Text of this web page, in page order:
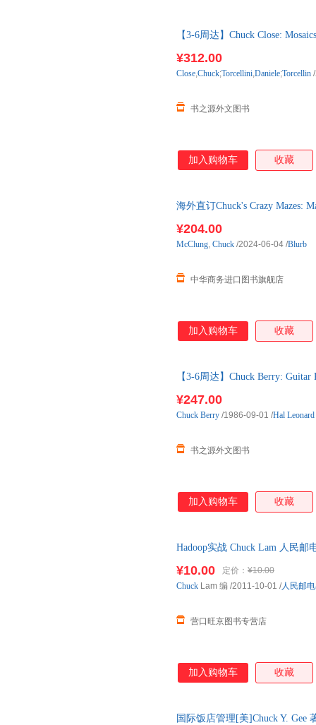
会让人做噩梦。这本令人毛骨
尼克的原因。 《时代周刊》
【3-6周达】Chuck Close:
¥312.00
书之源外文图书
Close,Chuck;Torcellini,Daniele;Torcellin
加入购物车 收藏
海外直订Chuck's Crazy Mazes:
¥204.00
中华商务进口图书旗舰店
McClung, Chuck /2024-06-04 /Blurb
加入购物车 收藏
【3-6周达】Chuck Berry:
¥247.00
书之源外文图书
Chuck Berry /1986-09-01 /Hal
加入购物车 收藏
Hadoop实战 Chuck Lam 人民邮
¥10.00 定价： ¥10.00
营口旺京图书专营店
Chuck Lam 编 /2011-10-01 /人民邮
加入购物车 收藏
国际饭店管理[美]Chuck Y.